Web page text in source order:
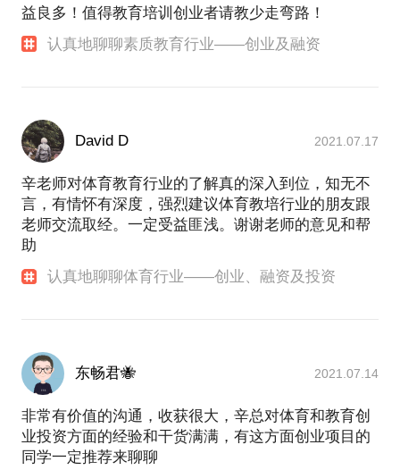
益良多！值得教育培训创业者请教少走弯路！
认真地聊聊素质教育行业——创业及融资
David D 2021.07.17
辛老师对体育教育行业的了解真的深入到位，知无不
言，有情怀有深度，强烈建议体育教培行业的朋友跟
老师交流取经。一定受益匪浅。谢谢老师的意见和帮
助
认真地聊聊体育行业——创业、融资及投资
东畅君🐝 2021.07.14
非常有价值的沟通，收获很大，辛总对体育和教育创
业投资方面的经验和干货满满，有这方面创业项目的
同学一定推荐来聊聊